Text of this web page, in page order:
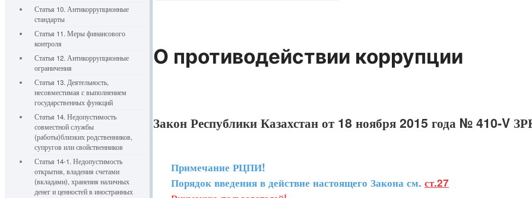
Статья 10. Антикоррупционные
стандарты
Статья 11. Меры финансового
контроля
Статья 12. Антикоррупционные
ограничения
Статья 13. Деятельность,
несовместимая с выполнением
государственных функций
Статья 14. Недопустимость
совместной службы
(работы)близких родственников,
супругов или свойственников
Статья 14-1. Недопустимость
открытия, владения счетами
(вкладами), хранения наличных
денег и ценностей в иностранных
О противодействии коррупции
Закон Республики Казахстан от 18 ноября 2015 года № 410-V
Примечание РЦПИ!
Порядок введения в действие настоящего Закона см. ст.27